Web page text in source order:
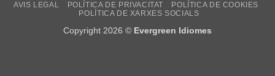
AVIS LEGAL POLÍTICA DE PRIVACITAT
POLÍTICA DE COOKIES
POLÍTICA DE XARXES SOCIALS
Copyright 2026 © Evergreen Idiomes